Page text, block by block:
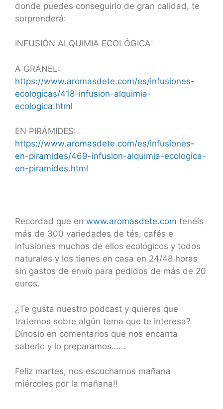
donde puedes conseguirlo de gran calidad, te
sorprenderá:
INFUSIÓN ALQUIMIA ECOLÓGICA:
A GRANEL:
https://www.aromasdete.com/es/infusiones-
ecologicas/418-infusion-alquimia-
ecologica.html
EN PIRÁMIDES:
https://www.aromasdete.com/es/infusiones-
en-piramides/469-infusion-alquimia-ecologica-
en-piramides.html
Recordad que en www.aromasdete.com tenéis
más de 300 variedades de tés, cafés e
infusiones muchos de ellos ecológicos y todos
naturales y los tienes en casa en 24/48 horas
sin gastos de envío para pedidos de más de 20
euros.
¿Te gusta nuestro podcast y quieres que
tratemos sobre algún tema que te interesa?
Dínoslo en comentarios que nos encanta
saberlo y lo preparamos……
Feliz martes, nos escuchamos mañana
miércoles por la mañana!!